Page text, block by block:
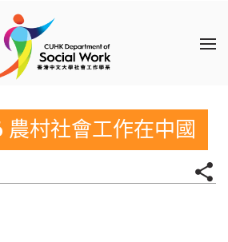
農村社會工作在中國